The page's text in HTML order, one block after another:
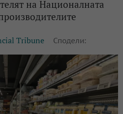
на Националната
Tribune Сподели: